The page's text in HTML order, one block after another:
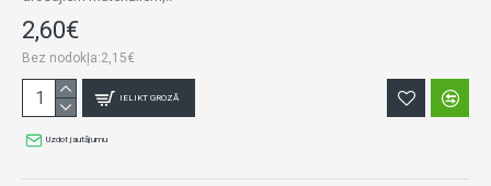
2,60€
Bez nodokļa:2,15€
IELIKT GROZĀ
Uzdot jautājumu